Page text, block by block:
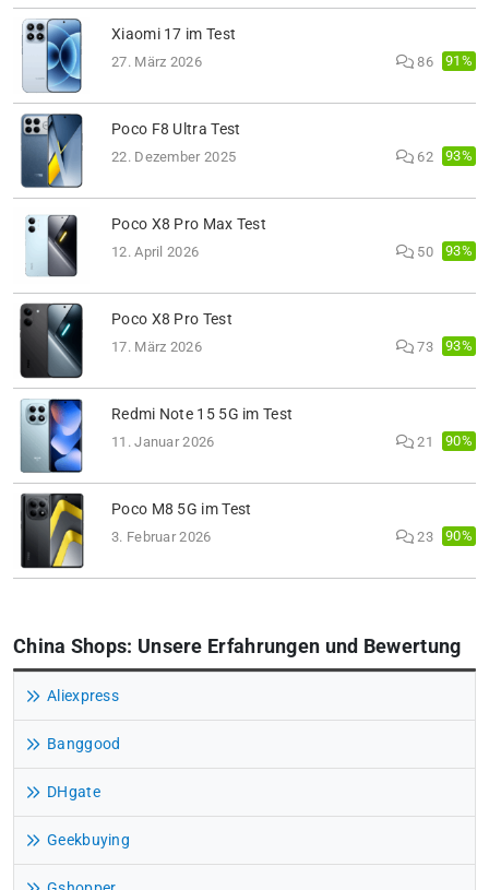
Xiaomi 17 im Test
27. März 2026 86 91%
Poco F8 Ultra Test
22. Dezember 2025 62 93%
Poco X8 Pro Max Test
12. April 2026 50 93%
Poco X8 Pro Test
17. März 2026 73 93%
Redmi Note 15 5G im Test
11. Januar 2026 21 90%
Poco M8 5G im Test
3. Februar 2026 23 90%
China Shops: Unsere Erfahrungen und Bewertung
Aliexpress
Banggood
DHgate
Geekbuying